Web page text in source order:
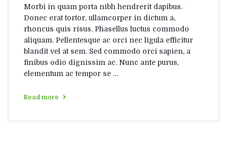
Morbi in quam porta nibh hendrerit dapibus.
Donec erat tortor, ullamcorper in dictum a,
rhoncus quis risus. Phasellus luctus commodo
aliquam. Pellentesque ac orci nec ligula efficitur
blandit vel at sem. Sed commodo orci sapien, a
finibus odio dignissim ac. Nunc ante purus,
elementum ac tempor se …
Read more